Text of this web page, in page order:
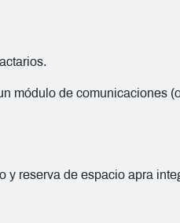
módulo de comunicaciones
reserva de espacio apra